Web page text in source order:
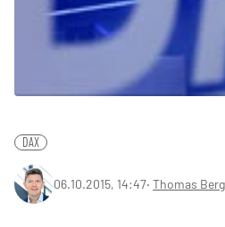
DAX
06.10.2015, 14:47‧ Thomas